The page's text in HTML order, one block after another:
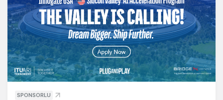
SPONSORLU